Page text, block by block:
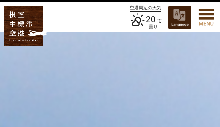
空港周辺の天気
20
曇り